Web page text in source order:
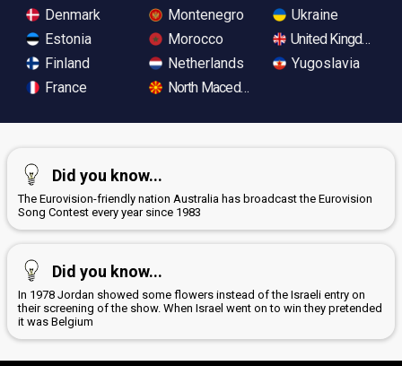
Denmark
Estonia
Finland
France
Montenegro
Morocco
Netherlands
North Macedonia
Ukraine
United Kingdom
Yugoslavia
Did you know...
The Eurovision-friendly nation Australia has broadcast the Eurovision
Song Contest every year since 1983
Did you know...
In 1978 Jordan showed some flowers instead of the Israeli entry on
their screening of the show. When Israel went on to win they pretended
it was Belgium